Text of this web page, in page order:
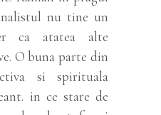
nu tine un
ca atatea alte
O buna parte din
si spirituala
in ce stare de